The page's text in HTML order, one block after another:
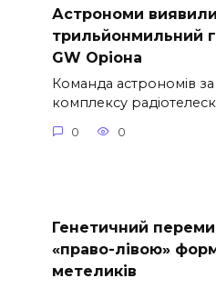
Астрономи виявили
трильйонмильний
GW Оріона
Команда астрономів
комплексу
0 0
Генетичний
«право-лівою»
метеликів